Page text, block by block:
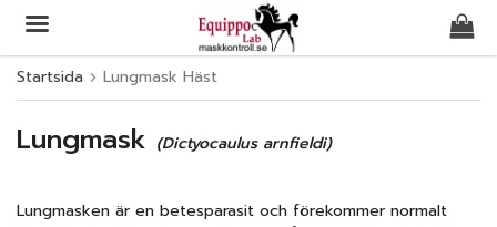
Produkten har blivit tillagd i varukorgen
Startsida Lungmask Häst
Lungmask (Dictyocaulus arnfieldi)
Lungmasken är en betesparasit och förekommer normalt